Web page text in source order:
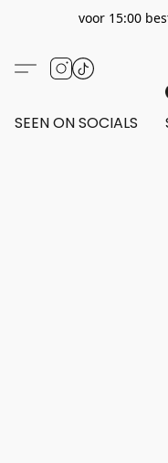
voor 15:00
SEEN ON SOCIALS